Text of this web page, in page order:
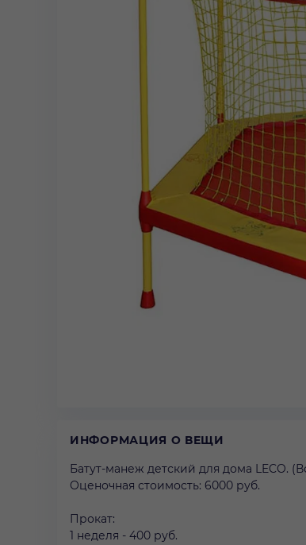
ИНФОРМАЦИЯ О ВЕЩИ
Батут-манеж детский для дома LECO.
Оценочная стоимость: 6000 руб.
Прокат:
1 неделя - 400 руб.